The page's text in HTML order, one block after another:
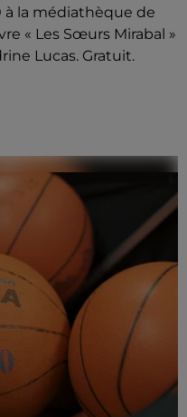
à la médiathèque de
« Les Sœurs Mirabal »
Lucas. Gratuit.